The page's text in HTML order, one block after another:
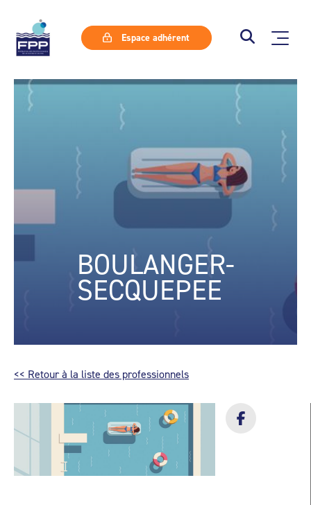
Espace adhérent
BOULANGER-
SECQUEPEE
<< Retour à la liste des professionnels